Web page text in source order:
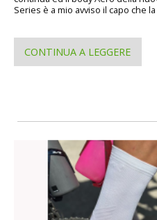
Series è a mio avviso il capo che
CONTINUA A LEGGERE